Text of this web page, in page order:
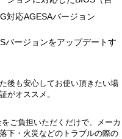
対応AGESAバージョン
バージョンをアップデートす
後も安心してお使い頂きたい場
がオススメ。
ご負担いただくだけで、メーカ
下・火災などのトラブルの際の